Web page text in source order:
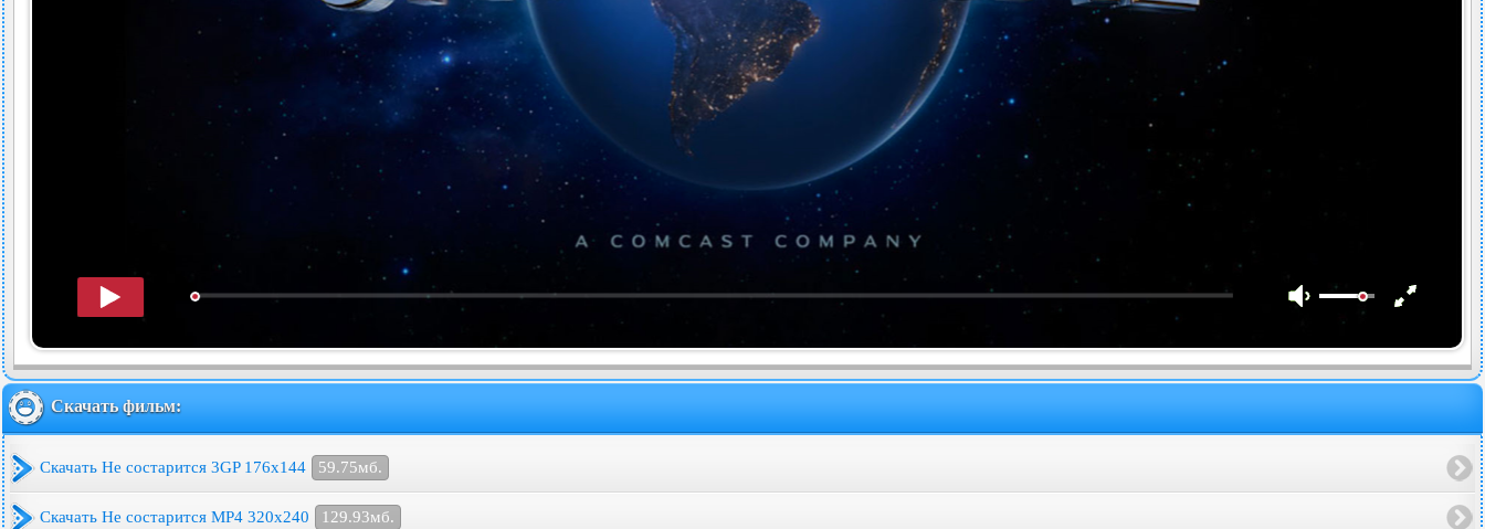
Скачать фильм:
Скачать Не состарится 3GP 176x144 59.75мб.
Скачать Не состарится MP4 320x240 129.93мб.